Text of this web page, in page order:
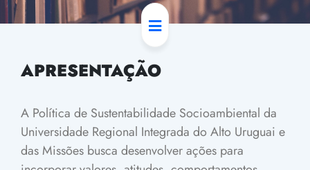
APRESENTAÇÃO
A Política de Sustentabilidade Socioambiental da
Universidade Regional Integrada do Alto Uruguai e
das Missões busca desenvolver ações para